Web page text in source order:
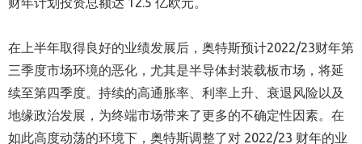
在上半年取得良好的业绩发展后，奥特斯预计2022/23财年第
三季度市场环境的恶化，尤其是半导体封装载板市场，将延
续至第四季度。持续的高通胀率、利率上升、衰退风险以及
地缘政治发展，为终端市场带来了更多的不确定性因素。在
如此高度动荡的环境下，奥特斯调整了对 2022/23 财年的业